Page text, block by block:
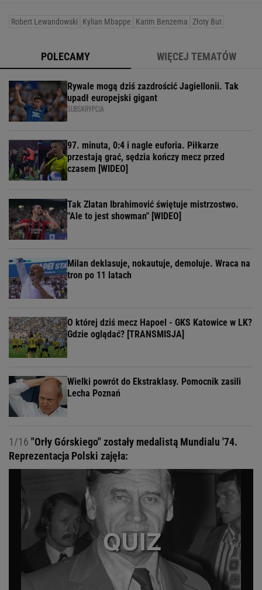
Robert Lewandowski Kylian Mbappe Karim Benzema Złoty But
POLECAMY WIĘCEJ TEMATÓW
Rywale mogą dziś zazdrościć Jagiellonii. Tak
upadł europejski gigant
SUBSKRYPCJA
97. minuta, 0:4 i nagle euforia. Piłkarze
przestają grać, sędzia kończy mecz przed
czasem [WIDEO]
Tak Zlatan Ibrahimović świętuje mistrzostwo.
"Ale to jest showman" [WIDEO]
Milan deklasuje, nokautuje, demoluje. Wraca na
tron po 11 latach
O której dziś mecz Hapoel - GKS Katowice w LK?
Gdzie oglądać? [TRANSMISJA]
Wielki powrót do Ekstraklasy. Pomocnik zasili
Lecha Poznań
1/16 "Orły Górskiego" zostały medalistą Mundialu '74.
Reprezentacja Polski zajęła: